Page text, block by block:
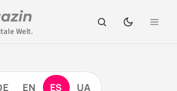
Welt.
EN ES UA